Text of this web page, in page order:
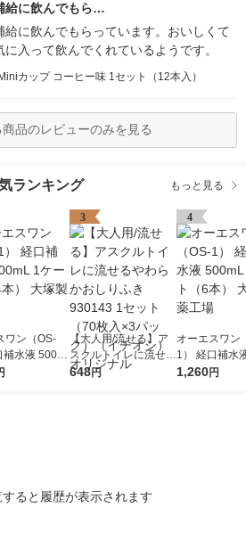
給に飲んでもら…
に飲んでもらっています。おいしくて
入って飲んでくれているようです。
カップ コーヒー味 1セット（12本入）
品のレビューのみを見る
ランキング もっと見る
ワン（OS-
補水液 500m
（24本） 大
3
【大人用/流せる】ア
スクルトイレに流せる
やわらかおしりふき 9
648円
4
オーエスワン
1） 経口補水
L 1セット（6
1,260円
ると履歴が表示されます